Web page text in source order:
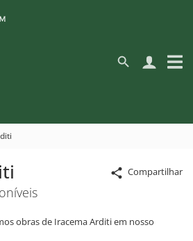
Compartilhar
obras de Iracema Arditi em nosso